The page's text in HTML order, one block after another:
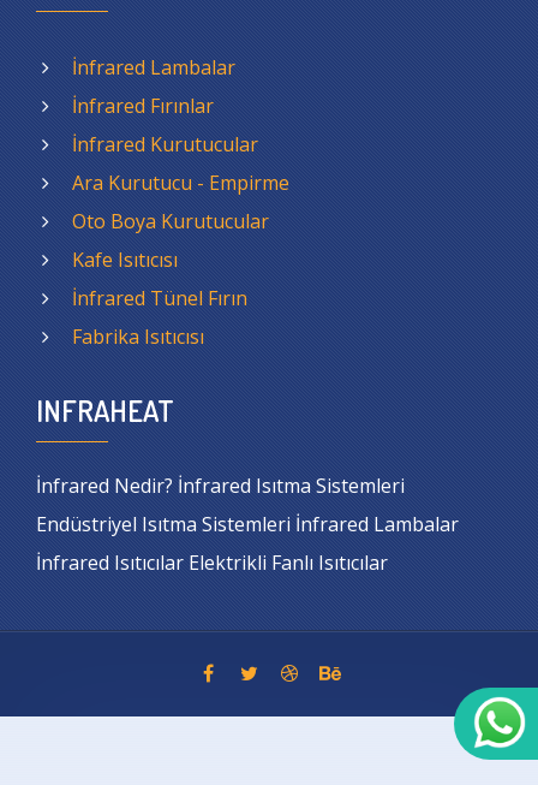
İnfrared Lambalar
İnfrared Fırınlar
İnfrared Kurutucular
Ara Kurutucu - Empirme
Oto Boya Kurutucular
Kafe Isıtıcısı
İnfrared Tünel Fırın
Fabrika Isıtıcısı
INFRAHEAT
İnfrared Nedir? İnfrared Isıtma Sistemleri
Endüstriyel Isıtma Sistemleri İnfrared Lambalar
İnfrared Isıtıcılar Elektrikli Fanlı Isıtıcılar